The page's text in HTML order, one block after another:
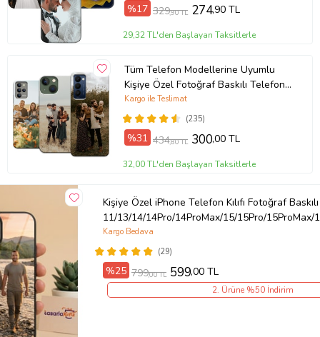
%17 329,90 TL 274,90 TL
29,32 TL'den Başlayan Taksitlerle
Tüm Telefon Modellerine Uyumlu
Kişiye Özel Fotoğraf Baskılı Telefon
Kılıfı
(235)
Kargo ile Teslimat
%31 434,80 TL 300,00 TL
32,00 TL'den Başlayan Taksitlerle
Kişiye Özel iPhone Telefon Kılıfı Fotoğraf Baskılı
11/13/14/14Pro/14ProMax/15/15Pro/
(29)
Kargo Bedava
%25 799,00 TL 599,00 TL
2. Ürüne %50 İndirim